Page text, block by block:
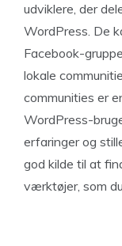
udviklere, der
WordPress. De
Facebook-
lokale
communities er
WordPress-
erfaringer og
god kilde til at
værktøjer, som